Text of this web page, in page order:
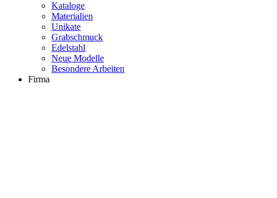
Kataloge
Materialien
Unikate
Grabschmuck
Edelstahl
Neue Modelle
Besondere Arbeiten
Firma